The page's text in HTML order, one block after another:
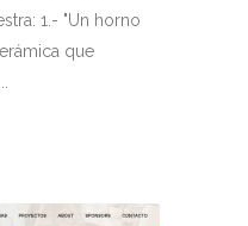
1.- "Un horno
que